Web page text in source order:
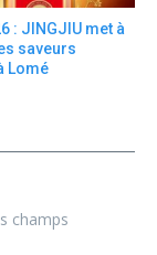
: JINGJIU met à
saveurs
Lomé
champs